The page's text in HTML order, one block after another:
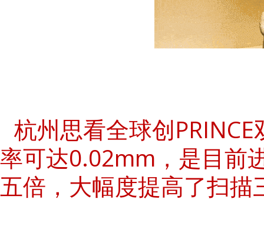
杭州思看全球创
率可达0.02mm，是目前
五倍，大幅度提高了扫描